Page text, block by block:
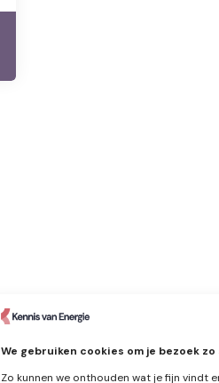
We gebruiken cookies om je bezoek
Zo kunnen we onthouden wat je fijn vindt